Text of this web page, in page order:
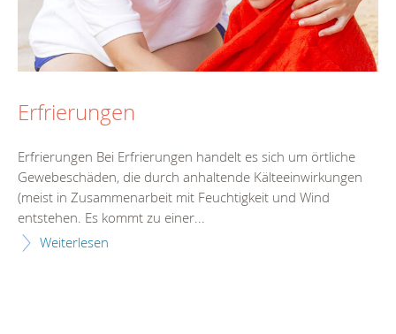
Erfrierungen
Erfrierungen Bei Erfrierungen handelt es sich um örtliche
Gewebeschäden, die durch anhaltende Kälteeinwirkungen
(meist in Zusammenarbeit mit Feuchtigkeit und Wind
entstehen. Es kommt zu einer...
Weiterlesen